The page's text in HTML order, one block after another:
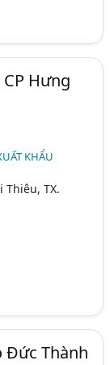
Hưng
KHẨU
Thiêu, TX.
Đức Thành